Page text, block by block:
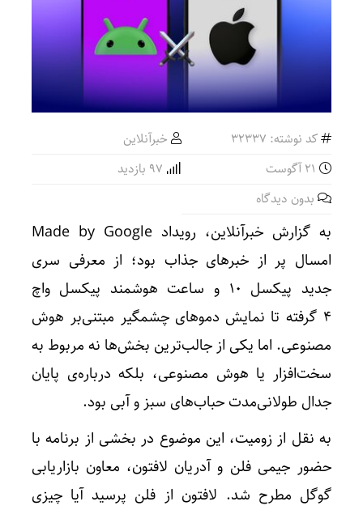
کد نوشته: 32337
خبرآنلاین
بدون دیدگاه
به گزارش خبرآنلاین، رویداد Made by Google
امسال پر از خبرهای جذاب بود؛ از معرفی سری
جدید پیکسل ۱۰ و ساعت هوشمند پیکسل واچ
۴ گرفته تا نمایش دموهای چشمگیر مبتنی‌بر هوش
مصنوعی. اما یکی از جالب‌ترین بخش‌ها نه مربوط به
سخت‌افزار یا هوش مصنوعی، بلکه درباره‌ی پایان
جدال طولانی‌مدت حباب‌های سبز و آبی بود.
به نقل از زومیت، این موضوع در بخشی از برنامه با
حضور جیمی فلن و آدریان لافتون، معاون بازاریابی
گوگل مطرح شد. لافتون از فلن پرسید آیا چیزی